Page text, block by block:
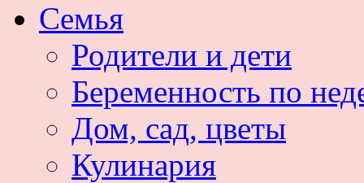
Семья
Родители и дети
Беременность по
Дом, сад, цветы
Кулинария